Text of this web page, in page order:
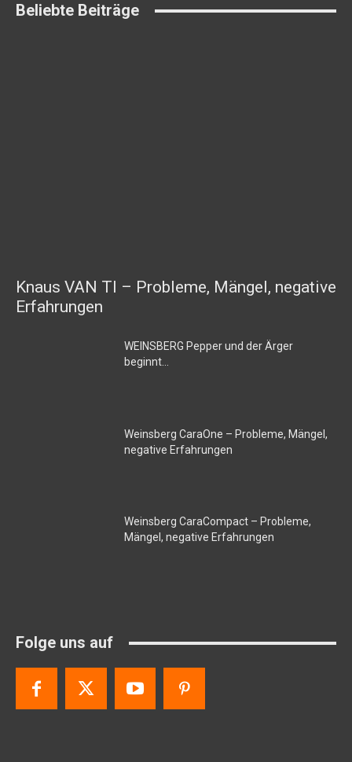
Beliebte Beiträge
Knaus VAN TI – Probleme, Mängel, negative
Erfahrungen
WEINSBERG Pepper und der Ärger
beginnt…
Weinsberg CaraOne – Probleme, Mängel,
negative Erfahrungen
Weinsberg CaraCompact – Probleme,
Mängel, negative Erfahrungen
Folge uns auf